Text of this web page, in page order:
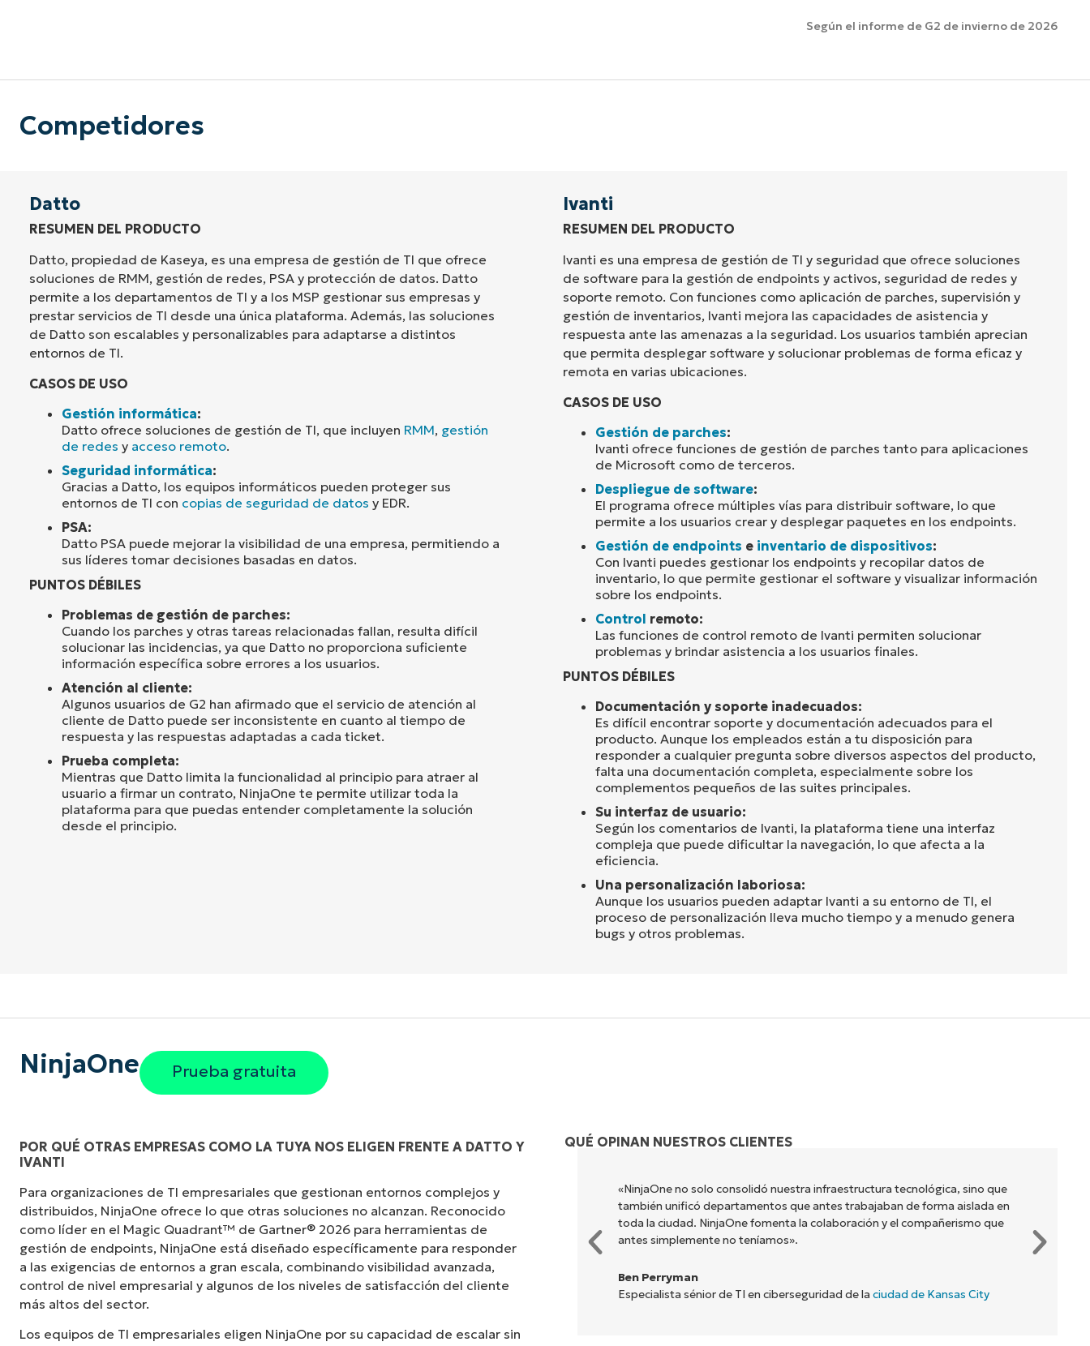
Según el informe de G2 de invierno de 2026
Competidores
Datto
RESUMEN DEL PRODUCTO
Datto, propiedad de Kaseya, es una empresa de gestión de TI que ofrece
soluciones de RMM, gestión de redes, PSA y protección de datos. Datto
permite a los departamentos de TI y a los MSP gestionar sus empresas y
prestar servicios de TI desde una única plataforma. Además, las soluciones
de Datto son escalables y personalizables para adaptarse a distintos
entornos de TI.
CASOS DE USO
Gestión informática:
Datto ofrece soluciones de gestión de TI, que incluyen RMM, gestión
de redes y acceso remoto.
Seguridad informática:
Gracias a Datto, los equipos informáticos pueden proteger sus
entornos de TI con copias de seguridad de datos y EDR.
PSA:
Datto PSA puede mejorar la visibilidad de una empresa, permitiendo a
sus líderes tomar decisiones basadas en datos.
PUNTOS DÉBILES
Problemas de gestión de parches:
Cuando los parches y otras tareas relacionadas fallan, resulta difícil
solucionar las incidencias, ya que Datto no proporciona suficiente
información específica sobre errores a los usuarios.
Atención al cliente:
Algunos usuarios de G2 han afirmado que el servicio de atención al
cliente de Datto puede ser inconsistente en cuanto al tiempo de
respuesta y las respuestas adaptadas a cada ticket.
Prueba completa:
Mientras que Datto limita la funcionalidad al principio para atraer al
usuario a firmar un contrato, NinjaOne te permite utilizar toda la
plataforma para que puedas entender completamente la solución
desde el principio.
Ivanti
RESUMEN DEL PRODUCTO
Ivanti es una empresa de gestión de TI y seguridad que ofrece soluciones
de software para la gestión de endpoints y activos, seguridad de redes y
soporte remoto. Con funciones como aplicación de parches, supervisión y
gestión de inventarios, Ivanti mejora las capacidades de asistencia y
respuesta ante las amenazas a la seguridad. Los usuarios también aprecian
que permita desplegar software y solucionar problemas de forma eficaz y
remota en varias ubicaciones.
CASOS DE USO
Gestión de parches:
Ivanti ofrece funciones de gestión de parches tanto para aplicaciones
de Microsoft como de terceros.
Despliegue de software:
El programa ofrece múltiples vías para distribuir software, lo que
permite a los usuarios crear y desplegar paquetes en los endpoints.
Gestión de endpoints e inventario de dispositivos:
Con Ivanti puedes gestionar los endpoints y recopilar datos de
inventario, lo que permite gestionar el software y visualizar información
sobre los endpoints.
Control remoto:
Las funciones de control remoto de Ivanti permiten solucionar
problemas y brindar asistencia a los usuarios finales.
PUNTOS DÉBILES
Documentación y soporte inadecuados:
Es difícil encontrar soporte y documentación adecuados para el
producto. Aunque los empleados están a tu disposición para
responder a cualquier pregunta sobre diversos aspectos del producto,
falta una documentación completa, especialmente sobre los
complementos pequeños de las suites principales.
Su interfaz de usuario:
Según los comentarios de Ivanti, la plataforma tiene una interfaz
compleja que puede dificultar la navegación, lo que afecta a la
eficiencia.
Una personalización laboriosa:
Aunque los usuarios pueden adaptar Ivanti a su entorno de TI, el
proceso de personalización lleva mucho tiempo y a menudo genera
bugs y otros problemas.
NinjaOne Prueba gratuita
POR QUÉ OTRAS EMPRESAS COMO LA TUYA NOS ELIGEN FRENTE A DATTO Y
IVANTI
Para organizaciones de TI empresariales que gestionan entornos complejos y
distribuidos, NinjaOne ofrece lo que otras soluciones no alcanzan. Reconocido
como líder en el Magic Quadrant™ de Gartner® 2026 para herramientas de
gestión de endpoints, NinjaOne está diseñado específicamente para responder
a las exigencias de entornos a gran escala, combinando visibilidad avanzada,
control de nivel empresarial y algunos de los niveles de satisfacción del cliente
más altos del sector.
Los equipos de TI empresariales eligen NinjaOne por su capacidad de escalar sin
QUÉ OPINAN NUESTROS CLIENTES
«Antes, necesitaba entre 10 y 15 herramientas diferentes para hacer lo que
NinjaOne logra en una sola interfaz centralizada. NinjaOne hace la vida
mucho más fácil».
Ernie Turner
Director de TI en
«NinjaOne no solo consolidó nuestra infraestructura tecnológica, sino que
también unificó departamentos que antes trabajaban de forma aislada en
toda la ciudad. NinjaOne fomenta la colaboración y el compañerismo que
antes simplemente no teníamos».
Ben Perryman
Especialista sénior de TI en ciberseguridad de la ciudad de Kansas City
Company